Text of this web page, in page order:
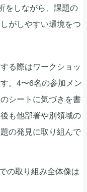
をしながら、課題の
がしやすい環境をつ
る際はワークショッ
。4〜6名の参加メン
シートに気づきを書
も他部署や別領域の
の発見に取り組んで
の取り組み全体像は